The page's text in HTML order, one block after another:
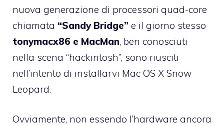
nuova generazione di processori quad-core
chiamata “Sandy Bridge” e il giorno stesso
tonymacx86 e MacMan, ben conosciuti
nella scena “hackintosh”, sono riusciti
nell’intento di installarvi Mac OS X Snow
Leopard.
Ovviamente, non essendo l’hardware ancora